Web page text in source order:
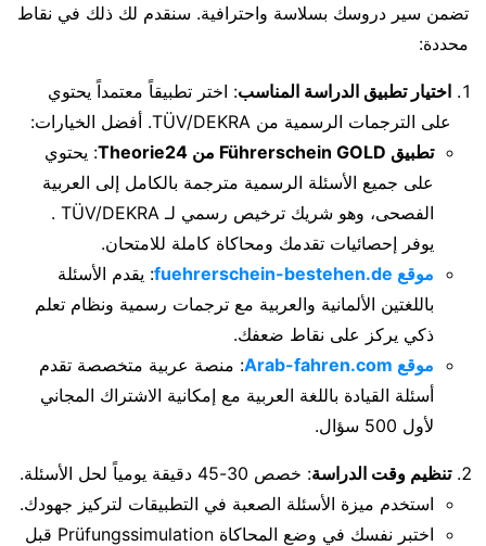
تضمن سير دروسك بسلاسة واحترافية. سنقدم لك ذلك في نقاط
محددة:
اختيار تطبيق الدراسة المناسب: اختر تطبيقاً معتمداً يحتوي
على الترجمات الرسمية من TÜV/DEKRA. أفضل الخيارات:
تطبيق Führerschein GOLD من Theorie24
: يحتوي
على جميع الأسئلة الرسمية مترجمة بالكامل إلى العربية
الفصحى، وهو شريك ترخيص رسمي لـ TÜV/DEKRA .
يوفر إحصائيات تقدمك ومحاكاة كاملة للامتحان.
موقع fuehrerschein-bestehen.de
: يقدم الأسئلة
باللغتين الألمانية والعربية مع ترجمات رسمية ونظام تعلم
ذكي يركز على نقاط ضعفك.
موقع Arab-fahren.com
: منصة عربية متخصصة تقدم
أسئلة القيادة باللغة العربية مع إمكانية الاشتراك المجاني
لأول 500 سؤال.
تنظيم وقت الدراسة: خصص 30-45 دقيقة يومياً لحل الأسئلة.
استخدم ميزة الأسئلة الصعبة في التطبيقات لتركيز جهودك.
اختبر نفسك في وضع المحاكاة Prüfungssimulation قبل